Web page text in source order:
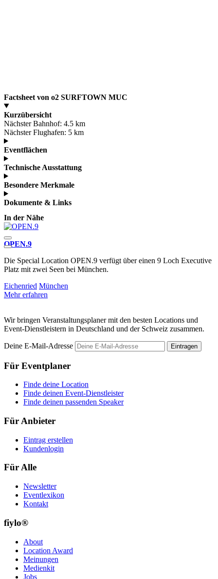
Factsheet von o2 SURFTOWN MUC
Kurzübersicht
Nächster Bahnhof: 4.5 km
Nächster Flughafen: 5 km
Eventflächen
Technische Ausstattung
Besondere Merkmale
Dokumente & Links
In der Nähe
OPEN.9
Die Special Location OPEN.9 verfügt über einen 9 Loch Executive
Platz mit zwei Seen bei München.
Eichenried München
Mehr erfahren
Wir bringen Veranstaltungsplaner mit den besten Locations und
Event-Dienstleistern in Deutschland und der Schweiz zusammen.
Deine E-Mail-Adresse Eintragen
Für Eventplaner
Finde deine Location
Finde deinen Event-Dienstleister
Finde deinen passenden Speaker
Für Anbieter
Eintrag erstellen
Kundenlogin
Für Alle
Newsletter
Eventlexikon
Kontakt
fiylo®
About
Location Award
Meinungen
Medienkit
Jobs